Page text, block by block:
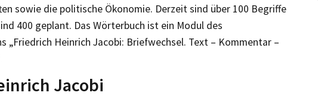
sowie die politische Ökonomie. Derzeit sind über 100 Begriffe
400 geplant. Das Wörterbuch ist ein Modul des
„Friedrich Heinrich Jacobi: Briefwechsel. Text – Kommentar –
Jacobi